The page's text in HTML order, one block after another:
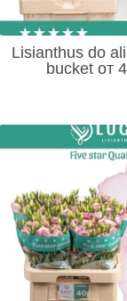
Lisianthus do
bucket от